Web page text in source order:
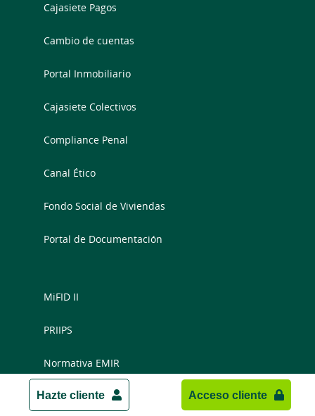
Hazte cliente Acceso cliente
Cajasiete Pagos
Cambio de cuentas
Portal Inmobiliario
Cajasiete Colectivos
Compliance Penal
Canal Ético
Fondo Social de Viviendas
Portal de Documentación
MiFID II
PRIIPS
Normativa EMIR
PSD2